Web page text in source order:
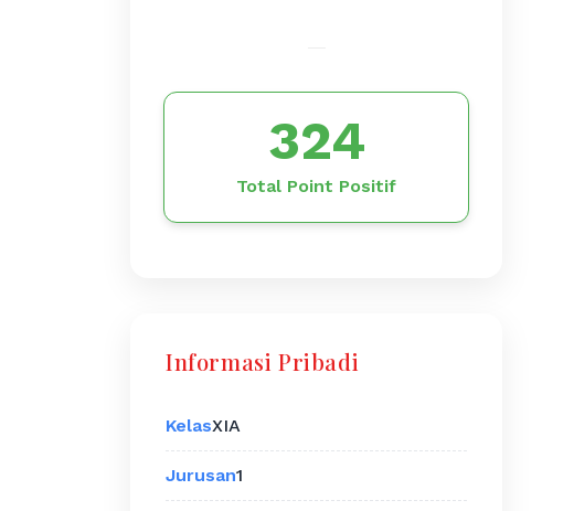
324
Total Point Positif
Informasi Pribadi
KelasXIA
Jurusan1